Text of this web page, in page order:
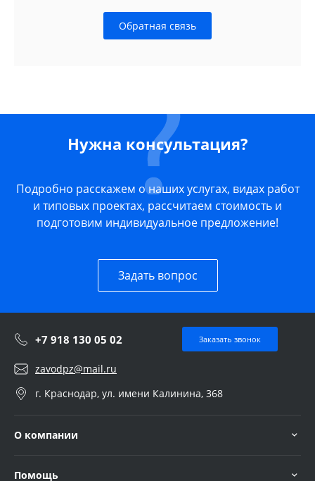
Обратная связь
Нужна консультация?
Подробно расскажем о наших услугах, видах работ
и типовых проектах, рассчитаем стоимость и
подготовим индивидуальное предложение!
Задать вопрос
+7 918 130 05 02 Заказать звонок
zavodpz@mail.ru
г. Краснодар, ул. имени Калинина, 368
О компании
Помощь